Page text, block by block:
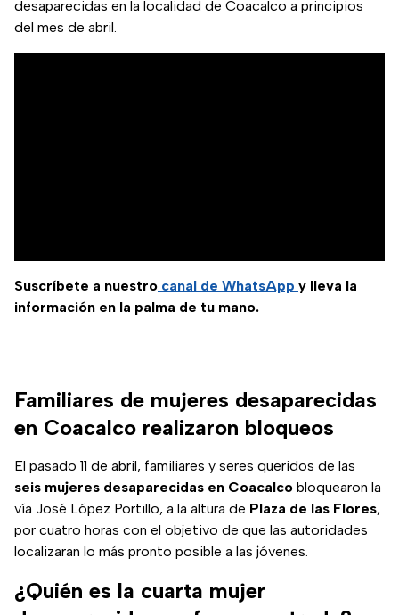
desaparecidas en la localidad de Coacalco a principios
del mes de abril.
Suscríbete a nuestro canal de WhatsApp y lleva la
información en la palma de tu mano.
Familiares de mujeres desaparecidas
en Coacalco realizaron bloqueos
El pasado 11 de abril, familiares y seres queridos de las
seis mujeres desaparecidas en Coacalco bloquearon la
vía José López Portillo, a la altura de Plaza de las Flores,
por cuatro horas con el objetivo de que las autoridades
localizaran lo más pronto posible a las jóvenes.
¿Quién es la cuarta mujer